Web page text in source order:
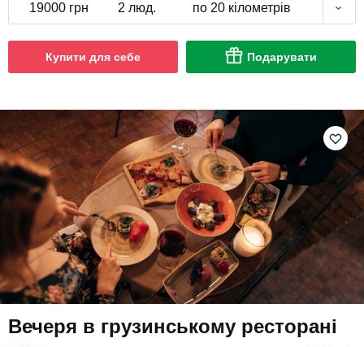
19000 грн 2 люд. по 20 кілометрів
Купити для себе Подарувати
Вечеря в грузинському ресторані